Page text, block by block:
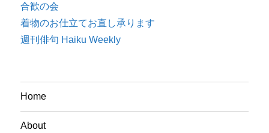
合歓の会
着物のお仕立てお直し承ります
週刊俳句 Haiku Weekly
Home
About